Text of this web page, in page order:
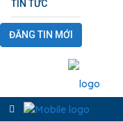
TIN TỨC
ĐĂNG TIN MỚI